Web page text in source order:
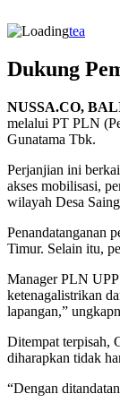
tea
Dukung
NUSSA.CO,
melalui PT PLN
Gunatama Tbk.
Perjanjian ini
akses mobilisasi,
wilayah Desa
Penandatanganan
Timur. Selain itu,
Manager PLN
ketenagalistrikan
lapangan,”
Ditempat terpisah,
diharapkan tidak
“Dengan